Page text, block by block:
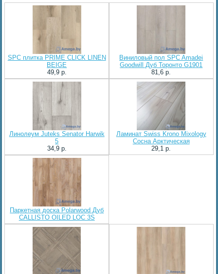
SPC плитка PRIME CLICK LINEN
BEIGE
49,9 p.
Виниловый пол SPC Amadei
Goodwill Дуб Торонто G1901
81,6 p.
Линолеум Juteks Senator Harwik
5
34,9 p.
Ламинат Swiss Krono Mixology
Сосна Арктическая
29,1 p.
Паркетная доска Polarwood Дуб
CALLISTO OILED LOC 3S